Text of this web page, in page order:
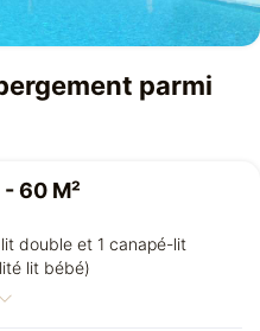
parmi
60 M²
double et 1 canapé-lit
lit bébé)